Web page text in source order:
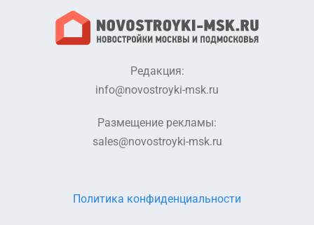
Редакция:
info@novostroyki-msk.ru
Размещение рекламы:
sales@novostroyki-msk.ru
Политика конфиденциальности